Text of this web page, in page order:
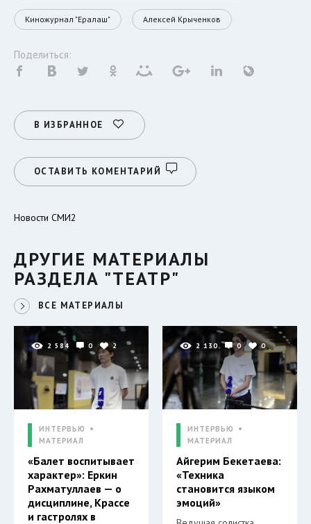
Киножурнал "Ералаш" Алексей Крыченков
Поделиться:
В ИЗБРАННОЕ
ОСТАВИТЬ КОМЕНТАРИЙ
Новости СМИ2
ДРУГИЕ МАТЕРИАЛЫ
РАЗДЕЛА "ТЕАТР"
ВСЕ МАТЕРИАЛЫ
2 584 0 2
ИНТЕРВЬЮ
МАТЕРИАЛ
«Балет воспитывает
характер»: Еркин
Рахматуллаев — о
дисциплине, Крассе
и гастролях в
2 130 0 0
ИНТЕРВЬЮ
МАТЕРИАЛ
Айгерим Бекетаева:
«Техника
становится языком
эмоций»